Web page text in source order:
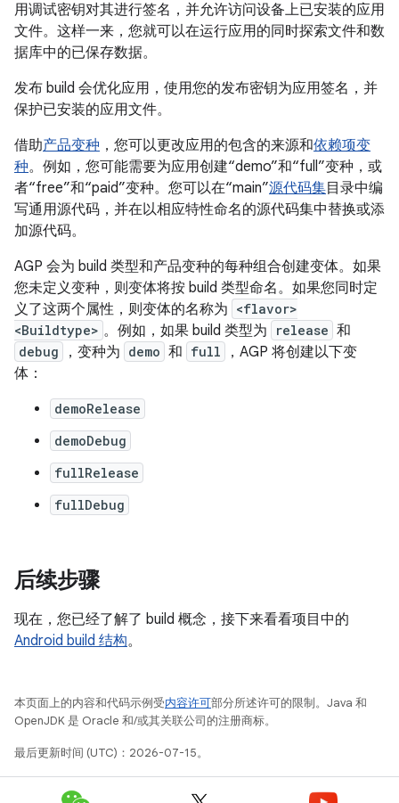
用调试密钥对其进行签名，并允许访问设备上已安装的应用
文件。这样一来，您就可以在运行应用的同时探索文件和数
据库中的已保存数据。
发布 build 会优化应用，使用您的发布密钥为应用签名，并
保护已安装的应用文件。
借助产品变种 ，您可以更改应用的包含的来源和依赖项变
种。例如，您可能需要为应用创建“demo”和“full”变种，或
者“free”和“paid”变种。您可以在“main”源代码集目录中编
写通用源代码，并在以相应特性命名的源代码集中替换或添
加源代码。
AGP 会为 build 类型和产品变种的每种组合创建变体。如果
您未定义变种，则变体将按 build 类型命名。如果您同时定
义了这两个属性，则变体的名称为 <flavor>
<Buildtype> 。例如，如果 build 类型为 release 和
debug ，变种为 demo 和 full
，AGP 将创建以下变
体：
demoRelease
demoDebug
fullRelease
fullDebug
后续步骤
现在，您已经了解了 build 概念，接下来看看项目中的
Android build 结构。
本页面上的内容和代码示例受内容许可部分所述许可的限制。Java 和
OpenJDK 是 Oracle 和/或其关联公司的注册商标。
最后更新时间 (UTC)：2026-07-15。